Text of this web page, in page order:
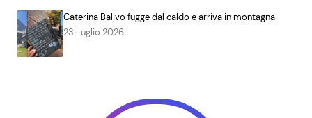
Caterina Balivo fugge dal caldo e arriva in montagna
23 Luglio 2026